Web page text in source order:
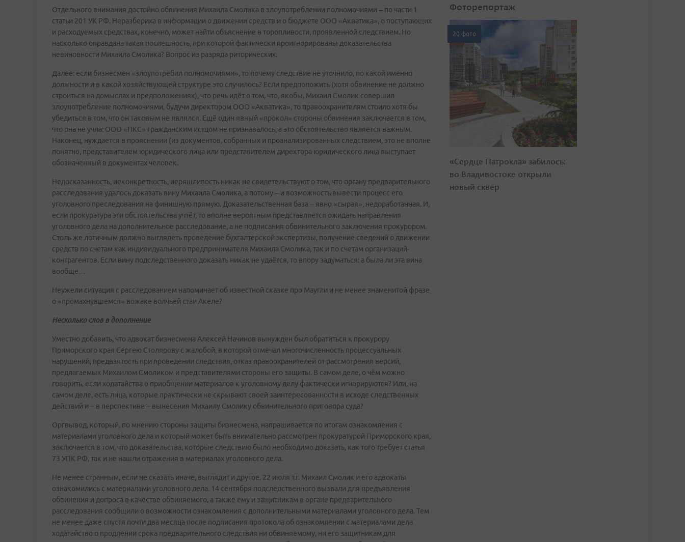
Отдельного внимания достойно обвинения Михаила Смолика в злоупотреблении полномочиями – по части 1
статьи 201 УК РФ. Неразбериха в информации о движении средств и о бюджете ООО «Акватика», о поступающих
и расходуемых средствах, конечно, может найти объяснение в торопливости, проявленной следствием. Но
насколько оправдана такая поспешность, при которой фактически проигнорированы доказательства
невиновности Михаила Смолика? Вопрос из разряда риторических.
Далее: если бизнесмен «злоупотребил полномочиями», то почему следствие не уточнило, по какой именно
должности и в какой хозяйствующей структуре это случилось? Если предположить (хотя обвинение не должно
строиться на домыслах и предположениях), что речь идёт о том, что, якобы, Михаил Смолик совершил
злоупотребление полномочиями, будучи директором ООО «Акватика», то правоохранителям стоило хотя бы
убедиться в том, что он таковым не являлся. Ещё один явный «прокол» стороны обвинения заключается в том,
что она не учла: ООО «ПКС» гражданским истцом не признавалось, а это обстоятельство является важным.
Наконец, нуждается в прояснении (из документов, собранных и проанализированных следствием, это не вполне
понятно, представителем юридического лица или представителем директора юридического лица выступает
обозначенный в документах человек.
Недосказанность, неконкретность, неряшливость никак не свидетельствуют о том, что органу предварительного
расследования удалось доказать вину Михаила Смолика, а потому – и возможность вывести процесс его
уголовного преследования на финишную прямую. Доказательственная база – явно «сырая», недоработанная. И,
если прокуратура эти обстоятельства учтёт, то вполне вероятным представляется ожидать направления
уголовного дела на дополнительное расследование, а не подписания обвинительного заключения прокурором.
Столь же логичным должно выглядеть проведение бухгалтерской экспертизы, получение сведений о движении
средств по счетам как индивидуального предпринимателя Михаила Смолика, так и по счетам организаций-
контрагентов. Если вину подследственного доказать никак не удаётся, то впору задуматься: а была ли эта вина
вообще…
Неужели ситуация с расследованием напоминает об известной сказке про Маугли и не менее знаменитой фразе
о «промахнувшемся» вожаке волчьей стаи Акеле?
Несколько слов в дополнение
Уместно добавить, что адвокат бизнесмена Алексей Начинов вынужден был обратиться к прокурору
Приморского края Сергею Столярову с жалобой, в которой отмечал многочисленность процессуальных
нарушений, предвзятость при проведении следствия, отказ правоохранителей от рассмотрения версий,
предлагаемых Михаилом Смоликом и представителями стороны его защиты. В самом деле, о чём можно
говорить, если ходатайства о приобщении материалов к уголовному делу фактически игнорируются? Или, на
самом деле, есть лица, которые практически не скрывают своей заинтересованности в исходе следственных
действий и – в перспективе – вынесения Михаилу Смолику обвинительного приговора суда?
Оргвывод, который, по мнению стороны защиты бизнесмена, напрашивается по итогам ознакомления с
материалами уголовного дела и который может быть внимательно рассмотрен прокуратурой Приморского края,
заключается в том, что доказательства, которые следствию было необходимо доказать, как того требует статья
73 УПК РФ, так и не нашли отражения в материалах уголовного дела.
Не менее странным, если не сказать иначе, выглядит и другое. 22 июля т.г. Михаил Смолик и его адвокаты
ознакомились с материалами уголовного дела. 14 сентября подследственного вызвали для предъявления
обвинения и допроса в качестве обвиняемого, а также ему и защитникам в органе предварительного
расследования сообщили о возможности ознакомления с дополнительными материалами уголовного дела. Тем
не менее даже спустя почти два месяца после подписания протокола об ознакомлении с материалами дела
ходатайство о продлении срока предварительного следствия ни обвиняемому, ни его защитникам для
Фоторепортаж
20 фото
«Сердце Патрокла» забилось:
во Владивостоке открыли
новый сквер